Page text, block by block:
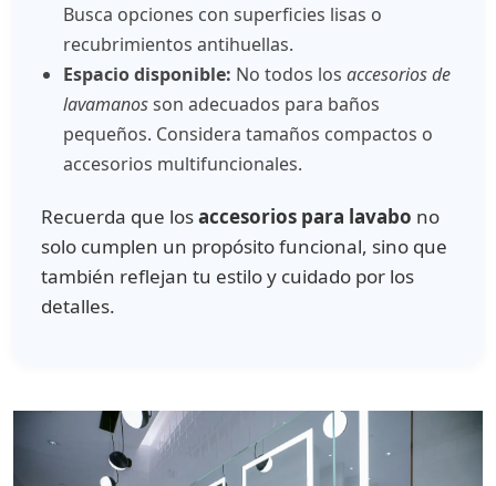
Busca opciones con superficies lisas o
recubrimientos antihuellas.
Espacio disponible: No todos los accesorios de
lavamanosson adecuados para baños
pequeños. Considera tamaños compactos o
accesorios multifuncionales.
Recuerda que losaccesorios para lavabo no
solo cumplen un propósito funcional, sino que
también reflejan tu estilo y cuidado por los
detalles.